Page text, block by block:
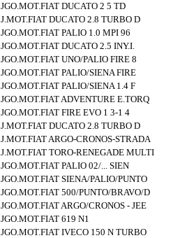
JGO.MOT.FIAT DUCATO 2 5 TD
J.MOT.FIAT DUCATO 2.8 TURBO D
JGO.MOT.FIAT PALIO 1.0 MPI 96
JGO.MOT.FIAT DUCATO 2.5 INY.I.
JGO.MOT.FIAT UNO/PALIO FIRE 8
JGO.MOT.FIAT PALIO/SIENA FIRE
JGO.MOT.FIAT PALIO/SIENA 1.4 F
JGO.MOT.FIAT ADVENTURE E.TORQ
JGO.MOT.FIAT FIRE EVO 1 3-1 4
J.MOT.FIAT DUCATO 2.8 TURBO D
J.MOT.FIAT ARGO-CRONOS-STRADA
J.MOT.FIAT TORO-RENEGADE MULTI
JGO.MOT.FIAT PALIO 02/... SIEN
JGO.MOT.FIAT SIENA/PALIO/PUNTO
JGO.MOT.FIAT 500/PUNTO/BRAVO/D
JGO.MOT.FIAT ARGO/CRONOS - JEE
JGO.MOT.FIAT 619 N1
JGO.MOT.FIAT IVECO 150 N TURBO